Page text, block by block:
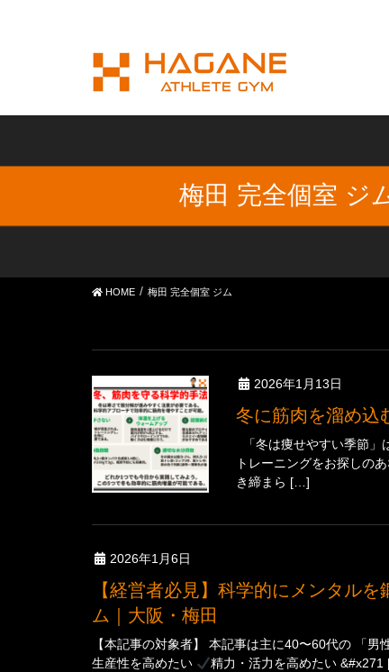
梅田 完全個室 ジ
HOME 梅田 完全個室 ジム
2026年1月13日
冬に筋肉を溜め
「冬は痩せやすい季節
トレーニングをお探しの
き締まら […]
2026年1月6日
【経営者必見】科学的にメンタルを鍛える方法｜レジリエンスを高める21日間プログラ
ム｜大阪・梅田
【本記事の対象者】 本記事は主に40〜60代の 「
生産性を高めたい
精力・活力を高めたい